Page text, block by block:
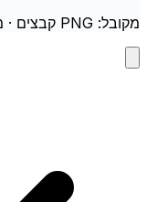
מקובל: PNG קבצים · מקסימום 100 MB לקובץ